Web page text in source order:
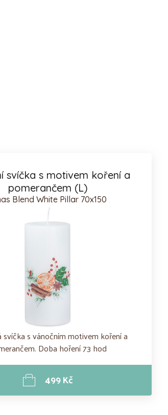
svíčka s motivem koření a
pomerančem (L)
Blend White Pillar 70x150
svíčka s vánočním motivem koření a
Doba hoření 73 hod
499 Kč